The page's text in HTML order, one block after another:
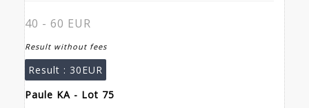
40 - 60 EUR
Result without fees
Result : 30EUR
Paule KA - Lot 75